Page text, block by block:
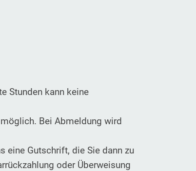
Stunden kann keine
Bei Abmeldung wird
eine Gutschrift, die Sie dann zu
oder Überweisung